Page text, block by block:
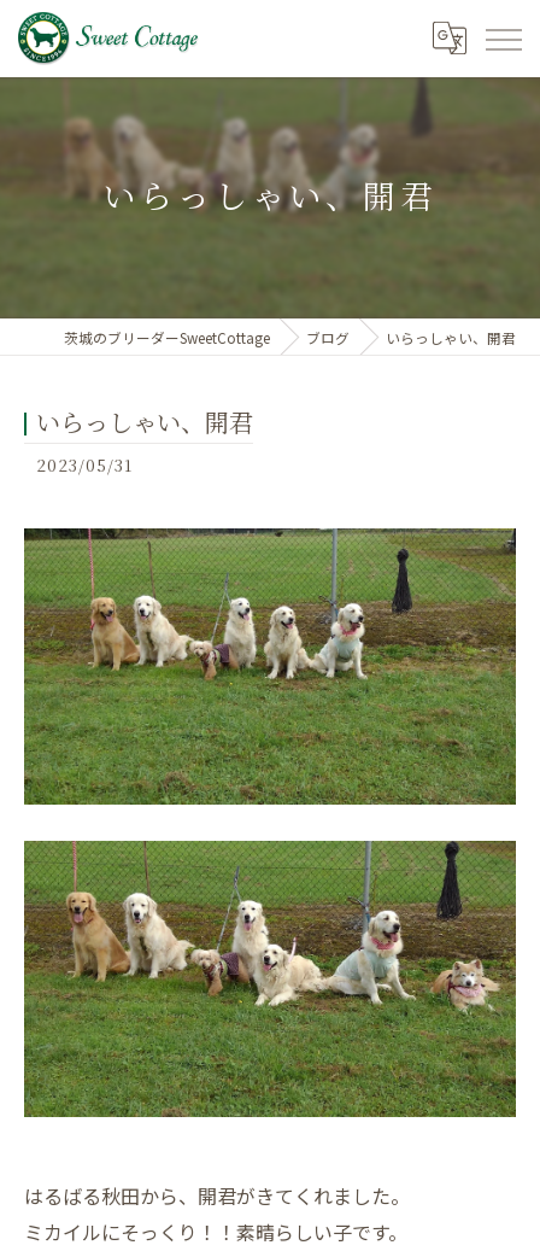
いらっしゃい、開君
茨城のブリーダーSweetCottage ブログ いらっしゃい、開君
いらっしゃい、開君
2023/05/31
はるばる秋田から、開君がきてくれました。
ミカイルにそっくり！！素晴らしい子です。